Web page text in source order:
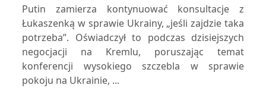
Putin zamierza kontynuować konsultacje z
Łukaszenką w sprawie Ukrainy, „jeśli zajdzie taka
potrzeba”. Oświadczył to podczas dzisiejszych
negocjacji na Kremlu, poruszając temat
konferencji wysokiego szczebla w sprawie
pokoju na Ukrainie, ...